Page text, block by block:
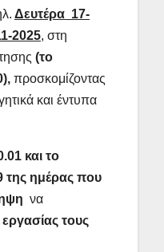
Δευτέρα 17-
2025, στη
(το
προσκομίζοντας
και έντυπα
και το
της ημέρας που
να
τους